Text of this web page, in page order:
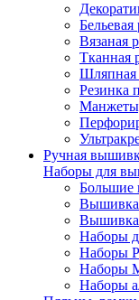
Бельевая
Вязаная
Тканная
Шляпная
Резинка
Ручная
Наборы для
Большие
Вышивка
Вышивка
Наборы
Наборы
Наборы
Наборы